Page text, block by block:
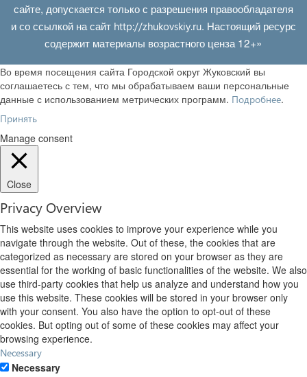
сайте, допускается только с разрешения правообладателя
и со ссылкой на сайт http://zhukovskiy.ru. Настоящий ресурс
содержит материалы возрастного ценза 12+»
Во время посещения сайта Городской округ Жуковский вы
соглашаетесь с тем, что мы обрабатываем ваши персональные
данные с использованием метрических программ. Подробнее.
Принять
Manage consent
Close
Privacy Overview
This website uses cookies to improve your experience while you
navigate through the website. Out of these, the cookies that are
categorized as necessary are stored on your browser as they are
essential for the working of basic functionalities of the website. We also
use third-party cookies that help us analyze and understand how you
use this website. These cookies will be stored in your browser only
with your consent. You also have the option to opt-out of these
cookies. But opting out of some of these cookies may affect your
browsing experience.
Necessary
Necessary